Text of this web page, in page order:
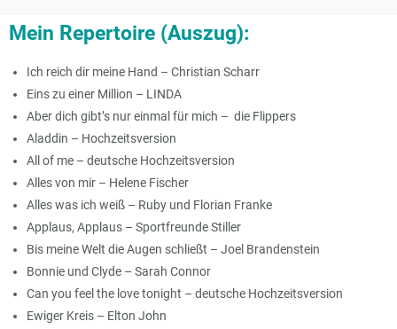
Mein Repertoire (Auszug):
Ich reich dir meine Hand – Christian Scharr
Eins zu einer Million – LINDA
Aber dich gibt’s nur einmal für mich – die Flippers
Aladdin – Hochzeitsversion
All of me – deutsche Hochzeitsversion
Alles von mir – Helene Fischer
Alles was ich weiß – Ruby und Florian Franke
Applaus, Applaus – Sportfreunde Stiller
Bis meine Welt die Augen schließt – Joel Brandenstein
Bonnie und Clyde – Sarah Connor
Can you feel the love tonight – deutsche Hochzeitsversion
Ewiger Kreis – Elton John